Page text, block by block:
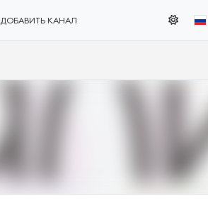
ДОБАВИТЬ КАНАЛ